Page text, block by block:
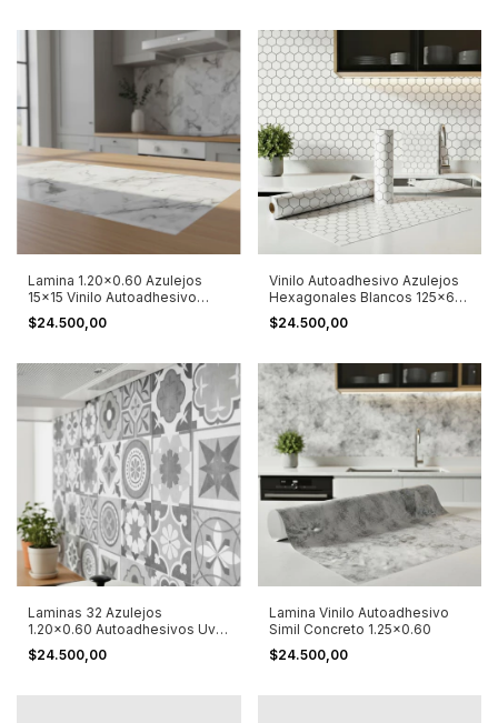
Lamina 1.20x0.60 Azulejos
15x15 Vinilo Autoadhesivo
Mármol Mármol Blanco
$24.500,00
Vinilo Autoadhesivo Azulejos
Hexagonales Blancos 125x60
Blanco
$24.500,00
Laminas 32 Azulejos
1.20x0.60 Autoadhesivos Uv
Resistentes Gris
$24.500,00
Lamina Vinilo Autoadhesivo
Simil Concreto 1.25x0.60
$24.500,00